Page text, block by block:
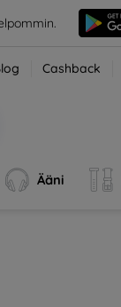
Cashback
Ääni